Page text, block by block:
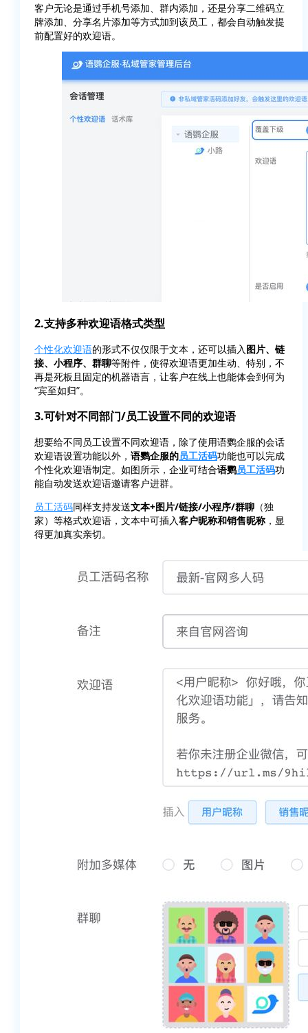
客户无论是通过手机号添加、群内添加，还是分享二维码立
牌添加、分享名片添加等方式加到该员工，都会自动触发提
前配置好的欢迎语。
2.支持多种欢迎语格式类型
个性化欢迎语的形式不仅仅限于文本，还可以插入图片、链
接、小程序、群聊等附件，使得欢迎语更加生动、特别，不
再是死板且固定的机器语言，让客户在线上也能体会到何为
“宾至如归”。
3.可针对不同部门/员工设置不同的欢迎语
想要给不同员工设置不同欢迎语，除了使用语鹦企服的会话
欢迎语设置功能以外， 语鹦企服的员工活码功能也可以完成
个性化欢迎语制定。如图所示，企业可结合语鹦员工活码功
能自动发送欢迎语邀请客户进群。
员工活码同样支持发送文本+图片/链接/小程序/群聊 （独
家）等格式欢迎语，文本中可插入客户昵称和销售昵称 ，显
得更加真实亲切。